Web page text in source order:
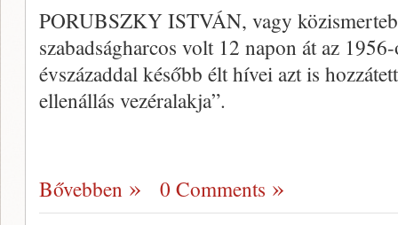
PORUBSZKY ISTVÁN, vagy
szabadságharcos volt 12 napon át az
évszázaddal később élt hívei azt is
ellenállás vezéralakja”.
Bővebben 0 Comments